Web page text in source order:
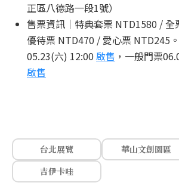
正區八德路一段1號）
售票資訊｜特典套票 NTD1580 /
優待票 NTD470 / 愛心票 NTD245
05.23(六) 12:00 啟售 ，一般門票
啟售
台北展覽
華山文創園區
吉伊卡哇